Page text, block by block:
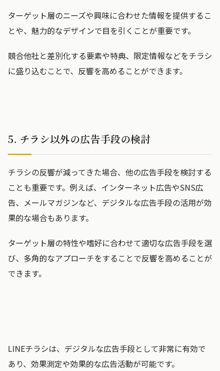
ターゲット層のニーズや興味に合わせた情報を提供するこ
とや、魅力的なデザインで目を引くことが重要です。
競合他社と差別化する要素や特典、限定情報などをチラシ
に盛り込むことで、反響を高めることができます。
5. チラシ以外の広告手段の検討
チラシの反響が減ってきた場合、他の広告手段を検討する
ことも重要です。例えば、インターネット広告やSNS広
告、メールマガジンなど、デジタルな広告手段の活用が効
果的な場合もあります。
ターゲット層の特性や嗜好に合わせて適切な広告手段を選
び、多角的なアプローチをすることで反響を高めることが
できます。
LINEチラシは、デジタルな広告手段として非常に有効で
あり、効果測定や効果的な広告活動が可能です。